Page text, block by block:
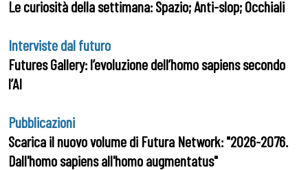
Le curiosità della settimana: Spazio; Anti-slop; Occhiali
Interviste dal futuro
Futures Gallery: l’evoluzione dell’homo sapiens secondo
l’AI
Pubblicazioni
Scarica il nuovo volume di Futura Network: "2026-2076.
Dall'homo sapiens all'homo augmentatus"